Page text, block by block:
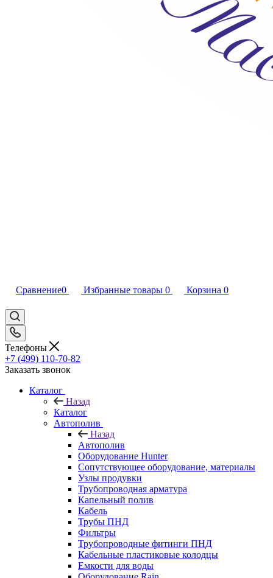
Сравнение0 Избранные товары 0 Корзина 0
Телефоны
+7 (499) 110-70-82
Заказать звонок
Каталог
Назад
Каталог
Автополив
Назад
Автополив
Оборудование Hunter
Сопутствующее оборудование, материалы
Узлы продувки
Трубопроводная арматура
Капельный полив
Кабель
Трубы ПНД
Фильтры
Трубопроводные фитинги ПНД
Кабельные пластиковые колодцы
Емкости для воды